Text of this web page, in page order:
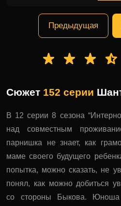
Предыдущая
Сюжет 152 серии
В 12 серии 8 сезона
над совместным
парнишка не знает, как
маме своего будущего
попытка, можно сказать, не
понял, как можно добиться
со стороны Быкова. Юноша